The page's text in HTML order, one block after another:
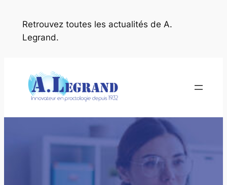
contenu
Retrouvez toutes les actualités de A.
Legrand.